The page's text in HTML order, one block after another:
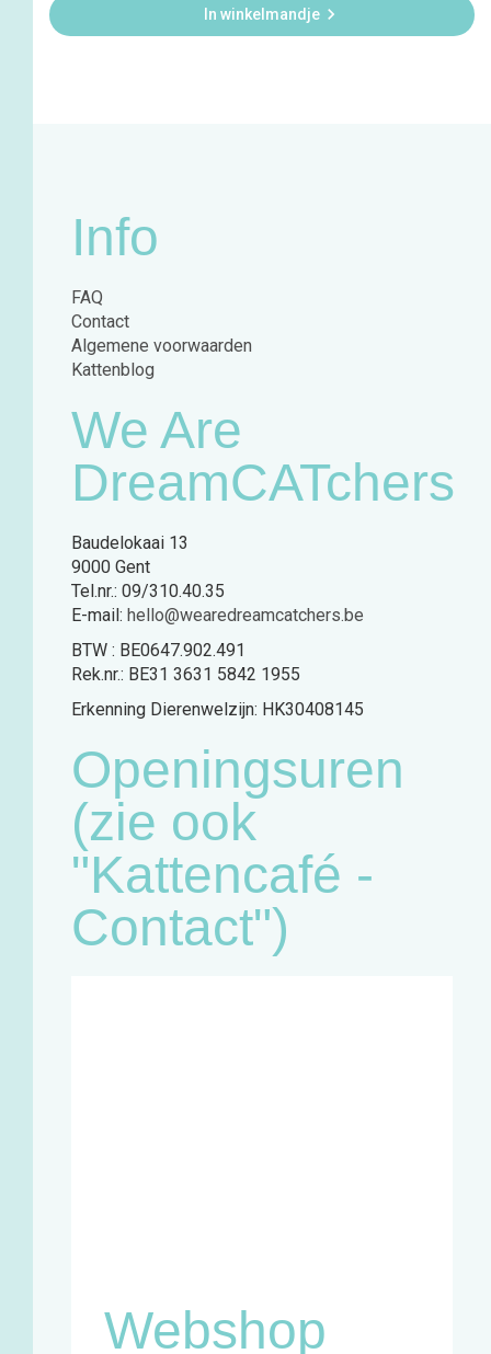
In winkelmandje 
Info
FAQ
Contact
Algemene voorwaarden
Kattenblog
We Are
DreamCATchers
Baudelokaai 13
9000 Gent
Tel.nr.: 09/310.40.35
E-mail: hello@wearedreamcatchers.be
BTW : BE0647.902.491
Rek.nr.: BE31 3631 5842 1955
Erkenning Dierenwelzijn: HK30408145
Openingsuren
(zie ook
"Kattencafé -
Contact")
Webshop